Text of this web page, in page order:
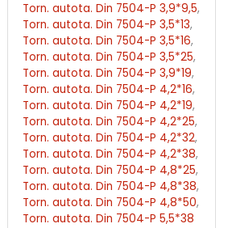
Torn. autota. Din 7504-P 3,9*9,5,
Torn. autota. Din 7504-P 3,5*13,
Torn. autota. Din 7504-P 3,5*16,
Torn. autota. Din 7504-P 3,5*25,
Torn. autota. Din 7504-P 3,9*19,
Torn. autota. Din 7504-P 4,2*16,
Torn. autota. Din 7504-P 4,2*19,
Torn. autota. Din 7504-P 4,2*25,
Torn. autota. Din 7504-P 4,2*32,
Torn. autota. Din 7504-P 4,2*38,
Torn. autota. Din 7504-P 4,8*25,
Torn. autota. Din 7504-P 4,8*38,
Torn. autota. Din 7504-P 4,8*50,
Torn. autota. Din 7504-P 5,5*38